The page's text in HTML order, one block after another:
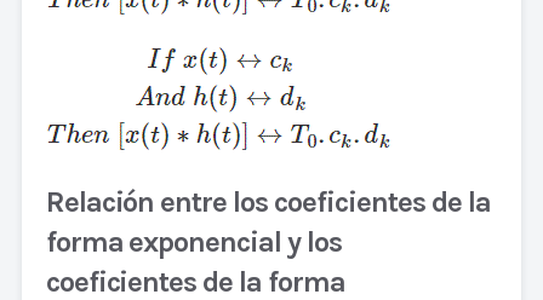
Relación entre los coeficientes de la
forma exponencial y los
coeficientes de la forma